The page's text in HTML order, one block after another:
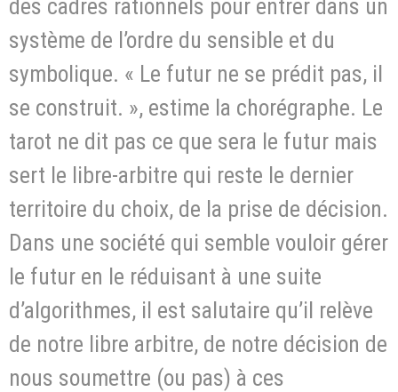
des cadres rationnels pour entrer dans un
système de l’ordre du sensible et du
symbolique. « Le futur ne se prédit pas, il
se construit. », estime la chorégraphe. Le
tarot ne dit pas ce que sera le futur mais
sert le libre-arbitre qui reste le dernier
territoire du choix, de la prise de décision.
Dans une société qui semble vouloir gérer
le futur en le réduisant à une suite
d’algorithmes, il est salutaire qu’il relève
de notre libre arbitre, de notre décision de
nous soumettre (ou pas) à ces